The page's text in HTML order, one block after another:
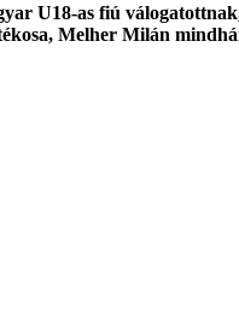
U18-as fiú
Melher Milán